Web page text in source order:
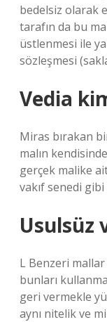
bedelsiz olarak
tarafın da bu
üstlenmesi ile
sözleşmesi
Vedia
Miras bırakan
malın
gerçek malike
vakıf senedi gibi
Usulsüz
L Benzeri
bunları
geri vermekle
aynı nitelik ve